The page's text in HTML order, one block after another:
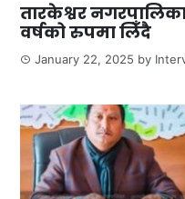
तारकेश्वर
वर्षको रुपमा लिँदै
January 22, 2025 by